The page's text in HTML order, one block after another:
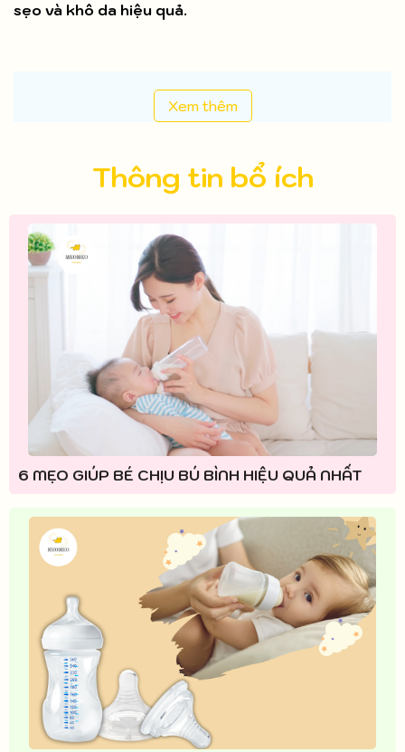
sẹo và khô da hiệu quả.
Xem thêm
Thông tin bổ ích
6 MẸO GIÚP BÉ CHỊU BÚ BÌNH HIỆU QUẢ NHẤT